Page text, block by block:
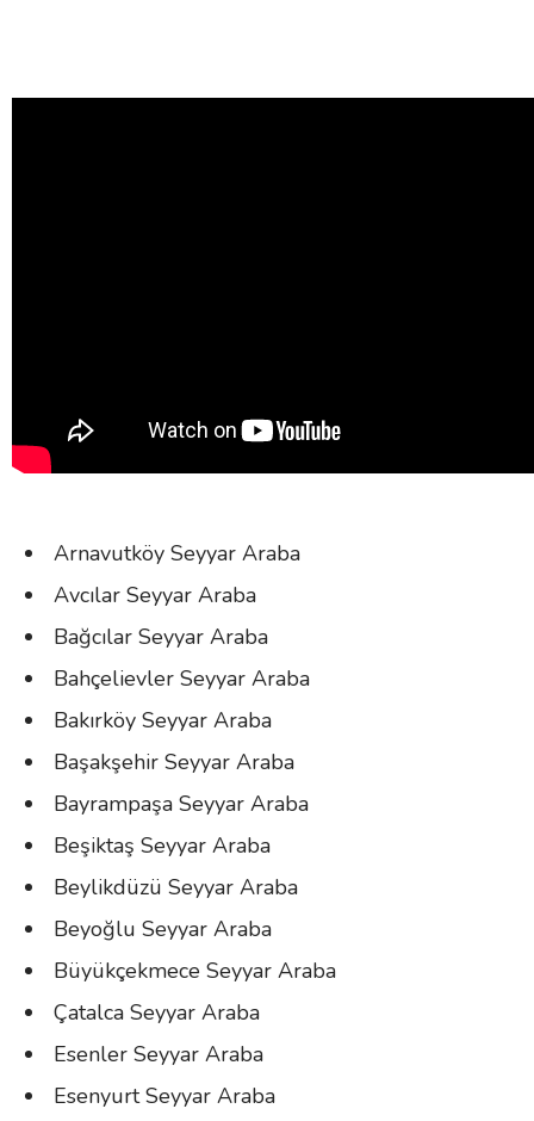
Arnavutköy Seyyar Araba
Avcılar Seyyar Araba
Bağcılar Seyyar Araba
Bahçelievler Seyyar Araba
Bakırköy Seyyar Araba
Başakşehir Seyyar Araba
Bayrampaşa Seyyar Araba
Beşiktaş Seyyar Araba
Beylikdüzü Seyyar Araba
Beyoğlu Seyyar Araba
Büyükçekmece Seyyar Araba
Çatalca Seyyar Araba
Esenler Seyyar Araba
Esenyurt Seyyar Araba